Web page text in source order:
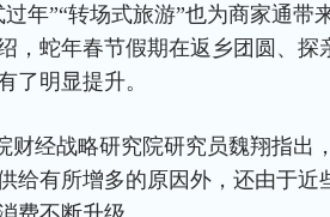
年”“转场式旅游”也为商家通带
，蛇年春节假期在返乡团圆、探
了明显提升。
财经战略研究院研究员魏翔指出
给有所增多的原因外，还由于